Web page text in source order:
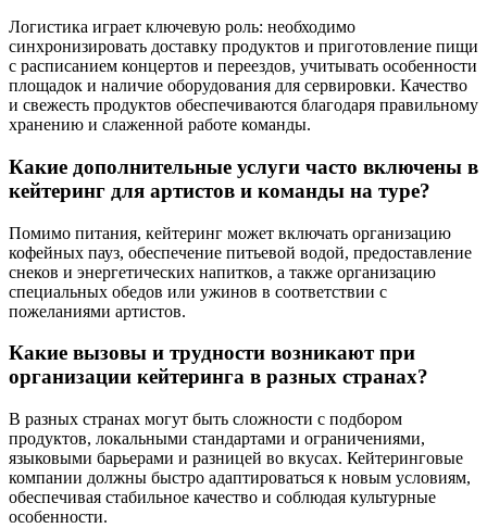
Логистика играет ключевую роль: необходимо
синхронизировать доставку продуктов и приготовление пищи
с расписанием концертов и переездов, учитывать особенности
площадок и наличие оборудования для сервировки. Качество
и свежесть продуктов обеспечиваются благодаря правильному
хранению и слаженной работе команды.
Какие дополнительные услуги часто включены в
кейтеринг для артистов и команды на туре?
Помимо питания, кейтеринг может включать организацию
кофейных пауз, обеспечение питьевой водой, предоставление
снеков и энергетических напитков, а также организацию
специальных обедов или ужинов в соответствии с
пожеланиями артистов.
Какие вызовы и трудности возникают при
организации кейтеринга в разных странах?
В разных странах могут быть сложности с подбором
продуктов, локальными стандартами и ограничениями,
языковыми барьерами и разницей во вкусах. Кейтеринговые
компании должны быстро адаптироваться к новым условиям,
обеспечивая стабильное качество и соблюдая культурные
особенности.